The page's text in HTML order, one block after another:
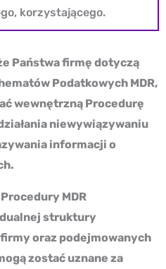
korzystającego.
Państwa firmę dotyczą
Podatkowych MDR,
wewnętrzną Procedurę
niewywiązywaniu
informacji o
MDR
struktury
oraz podejmowanych
zostać uznane za